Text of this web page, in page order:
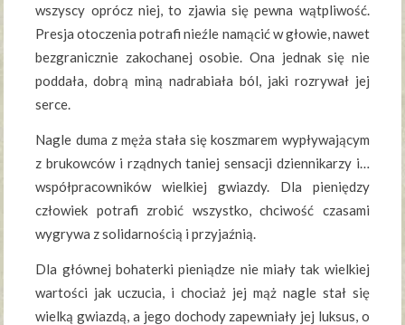
wszyscy oprócz niej, to zjawia się pewna wątpliwość.
Presja otoczenia potrafi nieźle namącić w głowie, nawet
bezgranicznie zakochanej osobie. Ona jednak się nie
poddała, dobrą miną nadrabiała ból, jaki rozrywał jej
serce.
Nagle duma z męża stała się koszmarem wypływającym
z brukowców i rządnych taniej sensacji dziennikarzy i…
współpracowników wielkiej gwiazdy. Dla pieniędzy
człowiek potrafi zrobić wszystko, chciwość czasami
wygrywa z solidarnością i przyjaźnią.
Dla głównej bohaterki pieniądze nie miały tak wielkiej
wartości jak uczucia, i chociaż jej mąż nagle stał się
wielką gwiazdą, a jego dochody zapewniały jej luksus, o